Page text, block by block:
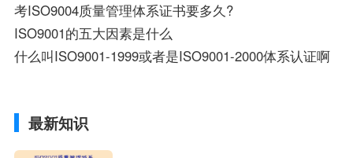
考ISO9004质量管理体系证书要多久?
ISO9001的五大因素是什么
什么叫ISO9001-1999或者是ISO9001-2000体系认证啊
最新知识